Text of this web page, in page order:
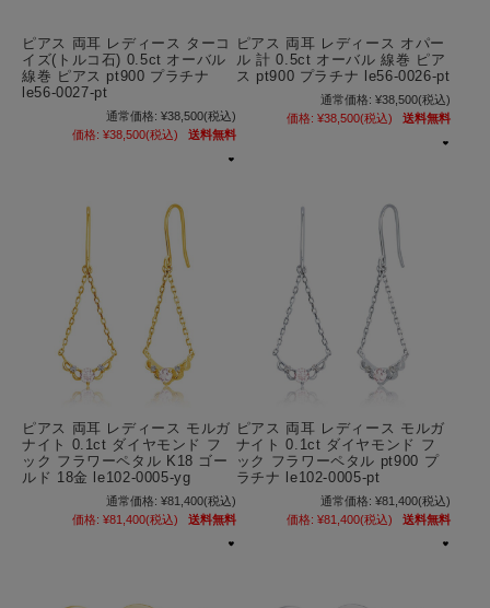
ピアス 両耳 レディース ターコ
イズ(トルコ石) 0.5ct オーバル
線巻 ピアス pt900 プラチナ
le56-0027-pt
通常価格: ¥38,500(税込)
価格: ¥38,500(税込) 送料無料
ピアス 両耳 レディース オパー
ル 計 0.5ct オーバル 線巻 ピア
ス pt900 プラチナ le56-0026-pt
通常価格: ¥38,500(税込)
価格: ¥38,500(税込) 送料無料
ピアス 両耳 レディース モルガ
ナイト 0.1ct ダイヤモンド フ
ック フラワーペタル K18 ゴー
ルド 18金 le102-0005-yg
通常価格: ¥81,400(税込)
価格: ¥81,400(税込) 送料無料
ピアス 両耳 レディース モルガ
ナイト 0.1ct ダイヤモンド フ
ック フラワーペタル pt900 プ
ラチナ le102-0005-pt
通常価格: ¥81,400(税込)
価格: ¥81,400(税込) 送料無料